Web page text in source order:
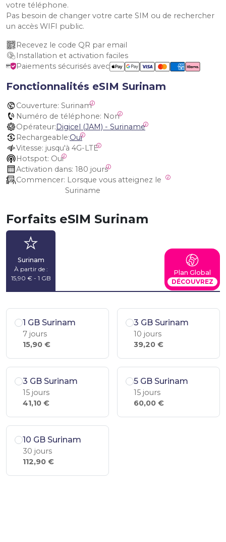
votre téléphone.
Pas besoin de changer votre carte SIM ou de rechercher
un accès WIFI public.
Recevez le code QR par email
Installation et activation faciles
Paiements sécurisés avec
Fonctionnalités eSIM Surinam
Couverture: Surinam
Numéro de téléphone: Non
Opérateur:Digicel (JAM) - Suriname
Rechargeable:Oui
Vitesse: jusqu'à 4G-LTE
Hotspot: Oui
Activation dans: 180 jours
Commencer:
Suriname
Forfaits eSIM Surinam
Surinam
À partir de :
15,90 € - 1 GB
Plan Global
DÉCOUVREZ
1 GB Surinam
7 jours
15,90 €
3 GB Surinam
10 jours
39,20 €
3 GB Surinam
15 jours
41,10 €
5 GB Surinam
15 jours
60,00 €
10 GB Surinam
30 jours
112,90 €